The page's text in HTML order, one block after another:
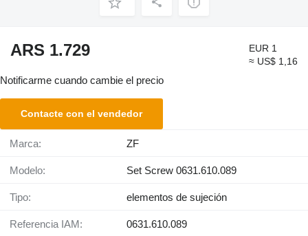
ARS 1.729
EUR 1
≈ US$ 1,16
Notificarme cuando cambie el precio
Contacte con el vendedor
Marca: ZF
Modelo: Set Screw 0631.610.089
Tipo: elementos de sujeción
Referencia IAM: 0631.610.089